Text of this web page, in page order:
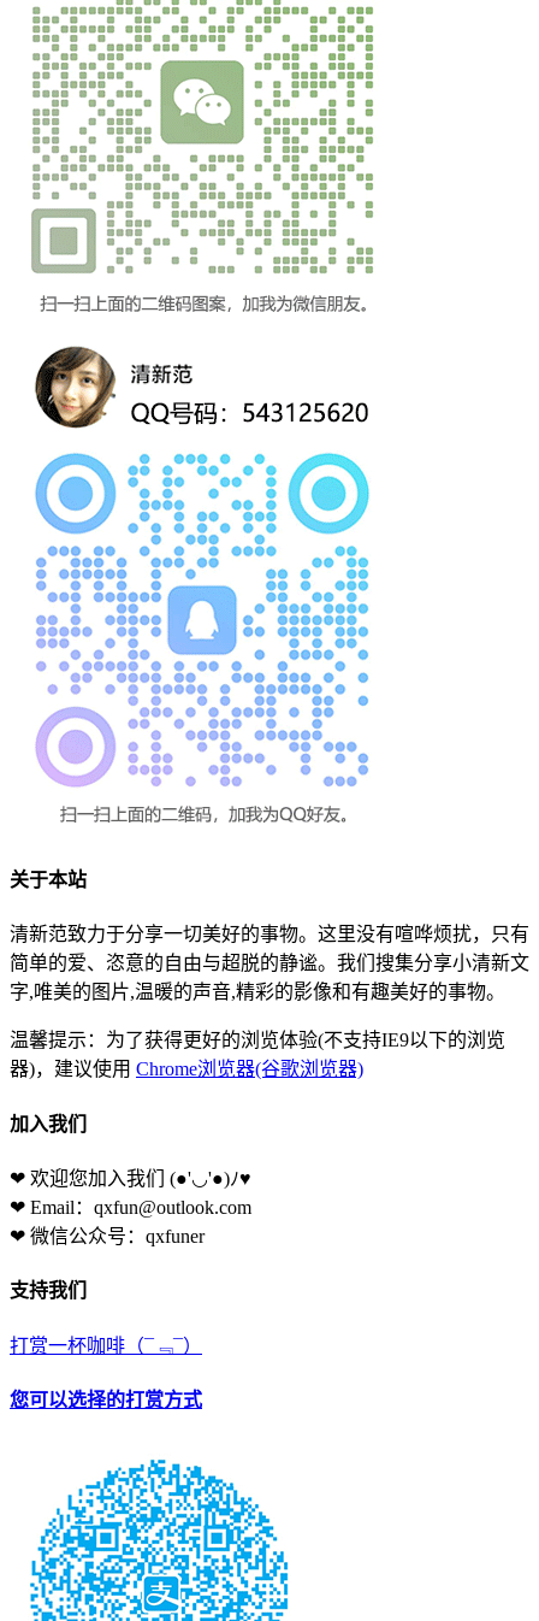
关于本站
清新范致力于分享一切美好的事物。这里没有喧哗烦扰，只有
简单的爱、恣意的自由与超脱的静谧。我们搜集分享小清新文
字,唯美的图片,温暖的声音,精彩的影像和有趣美好的事物。
温馨提示：为了获得更好的浏览体验(不支持IE9以下的浏览
器)，建议使用 Chrome浏览器(谷歌浏览器)
加入我们
❤ 欢迎您加入我们 (●'◡'●)ﾉ♥
❤ Email：qxfun@outlook.com
❤ 微信公众号：qxfuner
支持我们
打赏一杯咖啡 （¯﹃¯）
您可以选择的打赏方式